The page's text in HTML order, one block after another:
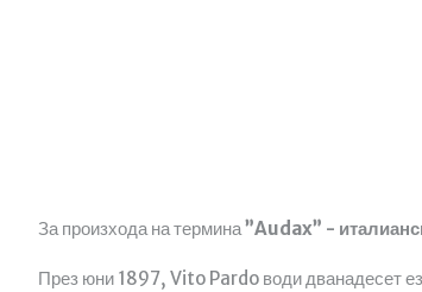
За произхода на термина”Audax” -
През юни 1897, Vito Pardo води дванадесет